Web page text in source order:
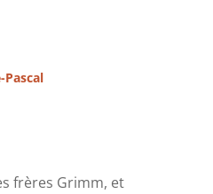
Pascal
frères Grimm, et